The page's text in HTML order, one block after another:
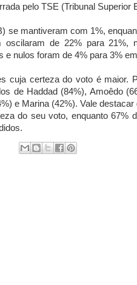
pelo TSE (Tribunal Superior
se mantiveram com 1%,
oscilaram de 22% para 21%,
e nulos foram de 4% para 3%
cuja certeza do voto é maior.
de Haddad (84%), Amoêdo
e Marina (42%). Vale destacar
do seu voto, enquanto 67%